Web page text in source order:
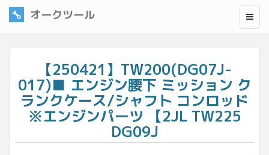
オークツール
【250421】TW200(DG07J-
017)■ エンジン腰下 ミッション ク
ランクケース/シャフト コンロッド
※エンジンパーツ 【2JL TW225
DG09J